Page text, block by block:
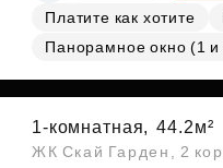
Платите как хотите
Панорамное окно (1 и
1-комнатная, 44.2м²
ЖК Скай Гарден, 2